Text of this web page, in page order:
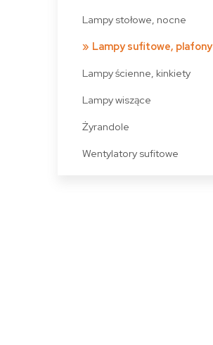
Lampy stołowe, nocne
Lampy sufitowe, plafony
Lampy ścienne, kinkiety
Lampy wiszące
Żyrandole
Wentylatory sufitowe